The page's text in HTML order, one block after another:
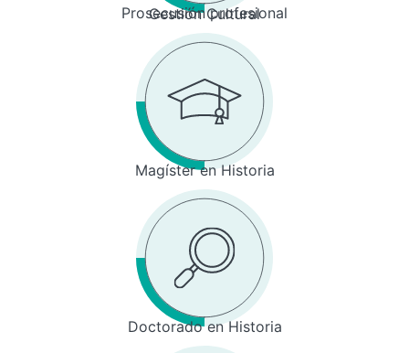
Prosecusión profesional
Gestión Cultural
Magíster en Historia
Doctorado en Historia